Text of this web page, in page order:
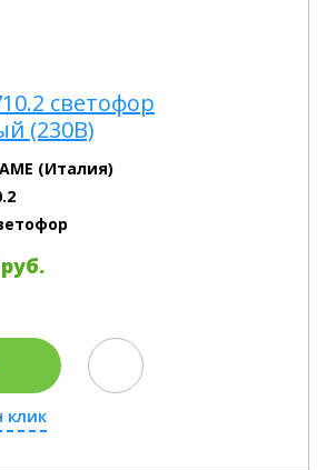
светофор
(230В)
(Италия)
клик